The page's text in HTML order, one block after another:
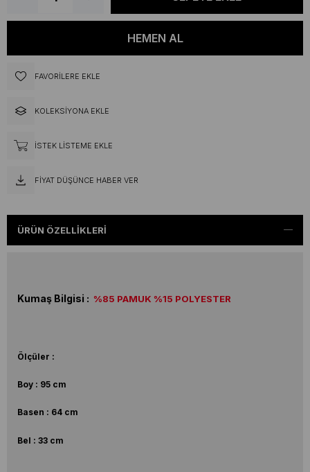
FAVORILERE EKLE
KOLEKSIYONA EKLE
İSTEK LISTEME EKLE
FIYAT DÜŞÜNCE HABER VER
ÜRÜN ÖZELLIKLERI
Kumaş Bilgisi : %85 PAMUK %15 POLYESTER
Ölçüler :
Boy : 95 cm
Basen : 64 cm
Bel : 33 cm